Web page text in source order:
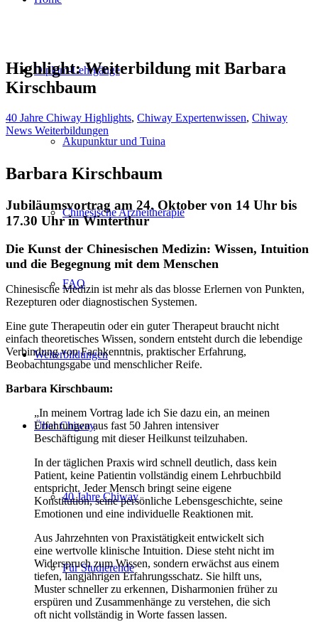
Diplom-Lehrgänge
Akupunktur und Tuina
Chinesische Arzneitherapie
FAQ
Weiterbildungen
Über Chiway
40 Jahre Chiway
Für Studierende
Highlight: Weiterbildung mit Barbara
Kirschbaum
40 Jahre Chiway Highlights, Chiway Expertenwissen, Chiway
News Weiterbildungen
Barbara Kirschbaum
Jubiläumsvortrag am 24. Oktober von 14 Uhr bis
17.30 Uhr in Winterthur
Die Kunst der Chinesischen Medizin: Wissen, Intuition
und die Begegnung mit dem Menschen
Chinesische Medizin ist mehr als das blosse Erlernen von Punkten,
Rezepturen oder diagnostischen Systemen.
Eine gute Therapeutin oder ein guter Therapeut braucht nicht
einfach theoretisches Wissen, sondern entsteht durch die lebendige
Verbindung von Fachkenntnis, praktischer Erfahrung,
Beobachtungsgabe und menschlicher Reife.
Barbara Kirschbaum:
„In meinem Vortrag lade ich Sie dazu ein, an meinen
Erfahrungen aus fast 50 Jahren intensiver
Beschäftigung mit dieser Heilkunst teilzuhaben.
In der täglichen Praxis wird schnell deutlich, dass kein
Patient, keine Patientin vollständig einem Lehrbuchbild
entspricht. Jeder Mensch bringt seine eigene
Konstitution, seine persönliche Lebensgeschichte, seine
Emotionen und eine individuelle Reaktionen mit.
Aus Jahrzehnten von Praxistätigkeit entwickelt sich
eine wertvolle klinische Intuition. Diese steht nicht im
Widerspruch zum Wissen, sondern erwächst aus einem
tiefen, langjährigen Erfahrungsschatz. Sie hilft uns,
Muster schneller zu erkennen, Disharmonien früher zu
erspüren und Zusammenhänge zu verstehen, die sich
oft nicht vollständig in Worte fassen lassen.